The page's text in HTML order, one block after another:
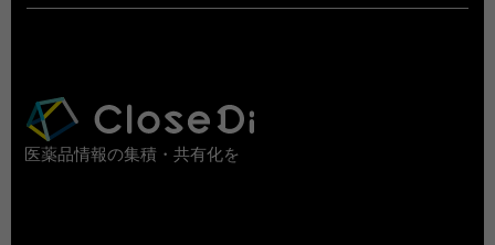
医薬品情報の集積・共有化を